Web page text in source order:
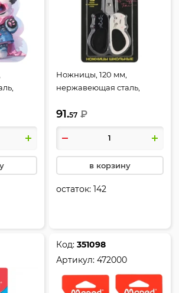
в
Ножницы, 120 мм,
нержавеющая сталь,
европодвес, MooreCafe,
deVENTE, 8010521
91.57 ₽
в корзину
остаток:142
Код:351098
Артикул:472000